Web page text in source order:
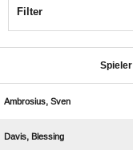
Filter
Spieler
 
 